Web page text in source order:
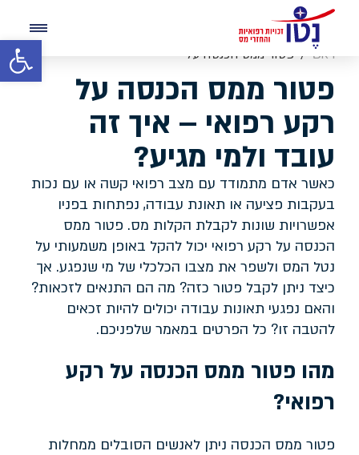
פתח ראשי
פטור ממס הכנסה על
עובד ולמי מגיע?
פטור ממס הכנסה על
רקע רפואי – איך זה
עובד ולמי מגיע?
כאשר אדם מתמודד עם מצב רפואי קשה או עם נכות
בעקבות פציעה או תאונת עבודה, נפתחות בפניו
אפשרויות שונות לקבלת הקלות מס. פטור ממס
הכנסה על רקע רפואי יכול להקל באופן משמעותי על
נטל המס ולשפר את מצבו הכלכלי של מי שנפגע. אך
כיצד ניתן לקבל פטור כזה? מה הם התנאים לזכאות?
והאם נפגעי תאונות עבודה יכולים להיות זכאים
להטבה זו? כל הפרטים במאמר שלפניכם.
מהו פטור ממס הכנסה על רקע
רפואי?
פטור ממס הכנסה ניתן לאנשים הסובלים ממחלות
חזרה לעמוד הבית